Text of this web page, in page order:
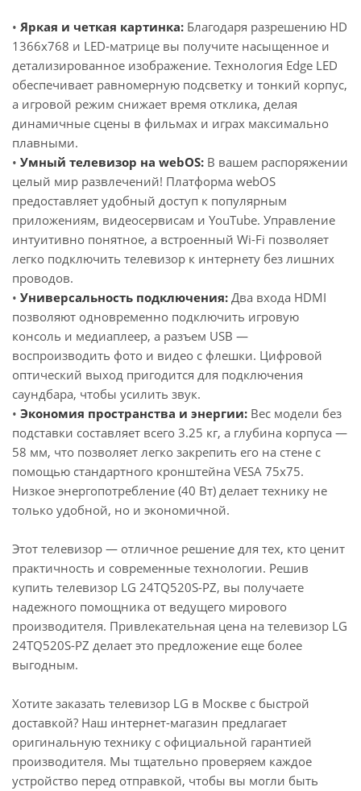
• Яркая и четкая картинка: Благодаря разрешению HD
1366x768 и LED-матрице вы получите насыщенное и
детализированное изображение. Технология Edge LED
обеспечивает равномерную подсветку и тонкий корпус,
а игровой режим снижает время отклика, делая
динамичные сцены в фильмах и играх максимально
плавными.
• Умный телевизор на webOS: В вашем распоряжении
целый мир развлечений! Платформа webOS
предоставляет удобный доступ к популярным
приложениям, видеосервисам и YouTube. Управление
интуитивно понятное, а встроенный Wi-Fi позволяет
легко подключить телевизор к интернету без лишних
проводов.
• Универсальность подключения: Два входа HDMI
позволяют одновременно подключить игровую
консоль и медиаплеер, а разъем USB —
воспроизводить фото и видео с флешки. Цифровой
оптический выход пригодится для подключения
саундбара, чтобы усилить звук.
• Экономия пространства и энергии: Вес модели без
подставки составляет всего 3.25 кг, а глубина корпуса —
58 мм, что позволяет легко закрепить его на стене с
помощью стандартного кронштейна VESA 75x75.
Низкое энергопотребление (40 Вт) делает технику не
только удобной, но и экономичной.
Этот телевизор — отличное решение для тех, кто ценит
практичность и современные технологии. Решив
купить телевизор LG 24TQ520S-PZ, вы получаете
надежного помощника от ведущего мирового
производителя. Привлекательная цена на телевизор LG
24TQ520S-PZ делает это предложение еще более
выгодным.
Хотите заказать телевизор LG в Москве с быстрой
доставкой? Наш интернет-магазин предлагает
оригинальную технику с официальной гарантией
производителя. Мы тщательно проверяем каждое
устройство перед отправкой, чтобы вы могли быть